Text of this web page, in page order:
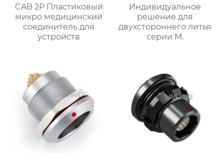
CAB 2P Пластиковый
микро медицинский
соединитель для
устройств
Индивидуальное
решение для
двухстороннего литья
серии M.